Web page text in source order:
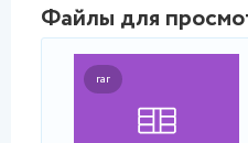
Файлы для
rar